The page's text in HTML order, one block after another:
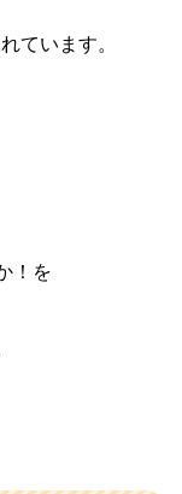
ています。
！を